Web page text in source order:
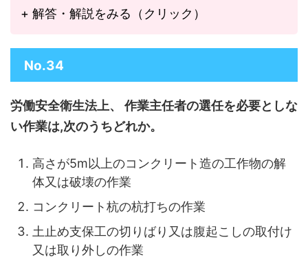
+ 解答・解説をみる（クリック）
No.34
労働安全衛生法上、 作業主任者の選任を必要としな
い作業は,次のうちどれか。
高さが5m以上のコンクリート造の工作物の解
体又は破壊の作業
コンクリート杭の杭打ちの作業
土止め支保工の切りばり又は腹起こしの取付け
又は取り外しの作業